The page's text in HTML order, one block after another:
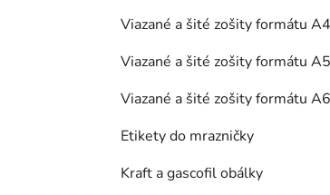
Viazané a šité zošity formátu A4
Viazané a šité zošity formátu A5
Viazané a šité zošity formátu A6
Etikety do mrazničky
Kraft a gascofil obálky